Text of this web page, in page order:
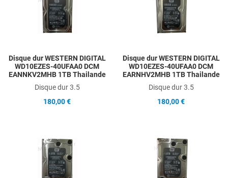
Add to Compare
Disque dur WESTERN DIGITAL
WD10EZES-40UFAA0 DCM
EANNKV2MHB 1TB Thailande
Disque dur 3.5
180,00 €
Disque dur WESTERN DIGITAL
WD10EZES-40UFAA0 DCM
EARNHV2MHB 1TB Thailande
Disque dur 3.5
180,00 €
Add to Compare